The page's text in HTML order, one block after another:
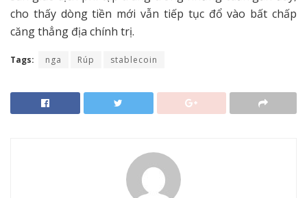
cho thấy dòng tiền mới vẫn tiếp tục đổ vào bất chấp
căng thẳng địa chính trị.
Tags: nga Rúp stablecoin